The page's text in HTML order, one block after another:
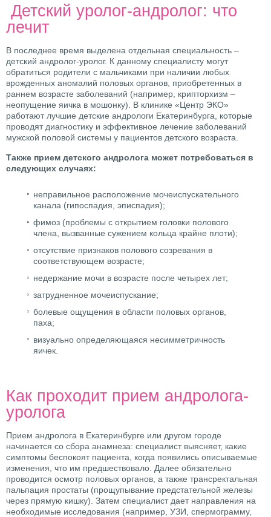
Детский уролог-андролог: что
лечит
В последнее время выделена отдельная специальность –
детский андролог-уролог. К данному специалисту могут
обратиться родители с мальчиками при наличии любых
врожденных аномалий половых органов, приобретенных в
раннем возрасте заболеваний (например, крипторхизм –
неопущение яичка в мошонку). В клинике «Центр ЭКО»
работают лучшие детские андрологи Екатеринбурга, которые
проводят диагностику и эффективное лечение заболеваний
мужской половой системы у пациентов детского возраста.
Также прием детского андролога может потребоваться в
следующих случаях:
неправильное расположение мочеиспускательного
канала (гипоспадия, эписпадия);
фимоз (проблемы с открытием головки полового
члена, вызванные сужением кольца крайне плоти);
отсутствие признаков полового созревания в
соответствующем возрасте;
недержание мочи в возрасте после четырех лет;
затрудненное мочеиспускание;
болевые ощущения в области половых органов,
паха;
визуально определяющаяся несимметричность
яичек.
Как проходит прием андролога-
уролога
Прием андролога в Екатеринбурге или другом городе
начинается со сбора анамнеза: специалист выясняет, какие
симптомы беспокоят пациента, когда появились описываемые
изменения, что им предшествовало. Далее обязательно
проводится осмотр половых органов, а также трансректальная
пальпация простаты (прощупывание предстательной железы
через прямую кишку). Затем специалист дает направления на
необходимые исследования (например, УЗИ, спермограмму,